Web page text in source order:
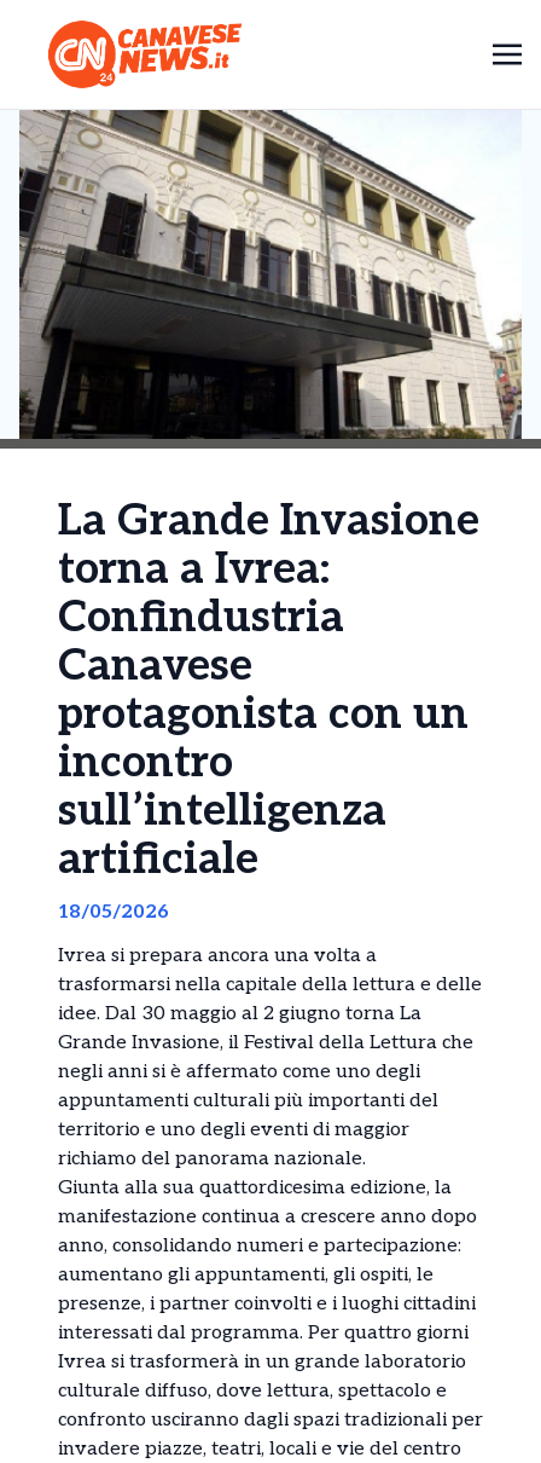
La Grande Invasione
torna a Ivrea:
Confindustria
Canavese
protagonista con un
incontro
sull’intelligenza
artificiale
18/05/2026
Ivrea si prepara ancora una volta a
trasformarsi nella capitale della lettura e delle
idee. Dal 30 maggio al 2 giugno torna La
Grande Invasione, il Festival della Lettura che
negli anni si è affermato come uno degli
appuntamenti culturali più importanti del
territorio e uno degli eventi di maggior
richiamo del panorama nazionale.
Giunta alla sua quattordicesima edizione, la
manifestazione continua a crescere anno dopo
anno, consolidando numeri e partecipazione:
aumentano gli appuntamenti, gli ospiti, le
presenze, i partner coinvolti e i luoghi cittadini
interessati dal programma. Per quattro giorni
Ivrea si trasformerà in un grande laboratorio
culturale diffuso, dove lettura, spettacolo e
confronto usciranno dagli spazi tradizionali per
invadere piazze, teatri, locali e vie del centro